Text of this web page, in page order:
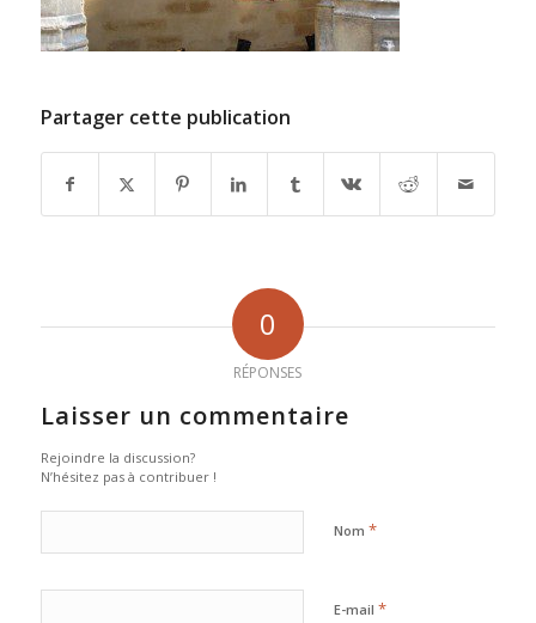
Partager cette publication
0
RÉPONSES
Laisser un commentaire
Rejoindre la discussion?
N’hésitez pas à contribuer !
Nom *
E-mail *